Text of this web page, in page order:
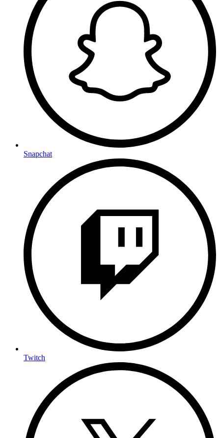
Snapchat
Twitch